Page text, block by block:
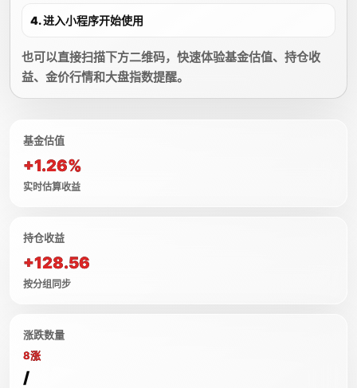
4. 进入小程序开始使用
也可以直接扫描下方二维码，快速体验基金估值、持仓收
益、金价行情和大盘指数提醒。
基金估值
+1.26%
实时估算收益
持仓收益
+128.56
按分组同步
涨跌数量
8涨
/